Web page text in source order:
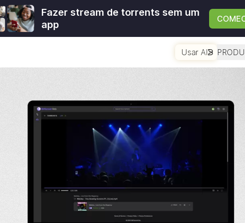
Fazer stream de torrents sem um
app
Usar AI